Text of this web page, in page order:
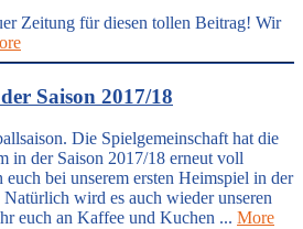
Zeitung für diesen tollen Beitrag! Wir
Saison 2017/18
Die Spielgemeinschaft hat die
in der Saison 2017/18 erneut voll
bei unserem ersten Heimspiel in der
wird es auch wieder unseren
euch an Kaffee und Kuchen ... More